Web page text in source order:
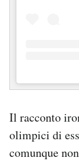
Il racconto
olimpici di
comunque